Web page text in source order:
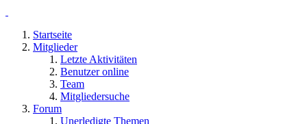
Startseite
Mitglieder
Letzte Aktivitäten
Benutzer online
Team
Mitgliedersuche
Forum
Unerledigte Themen